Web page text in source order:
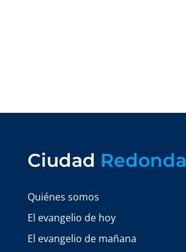
Ciudad Redonda
Quiénes somos
El evangelio de hoy
El evangelio de mañana